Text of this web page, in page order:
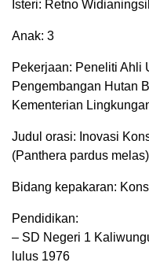
Isteri: Retno
Anak: 3
Pekerjaan: Peneliti Ahli
Pengembangan Hutan
Kementerian
Judul orasi: Inovasi
(Panthera pardus
Bidang kepakaran:
Pendidikan:
– SD Negeri 1
lulus 1976